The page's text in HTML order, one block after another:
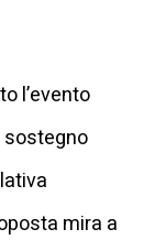
l’evento
sostegno
mira a